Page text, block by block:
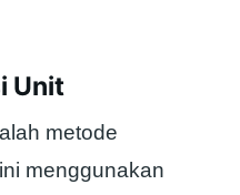
Unit
metode
menggunakan